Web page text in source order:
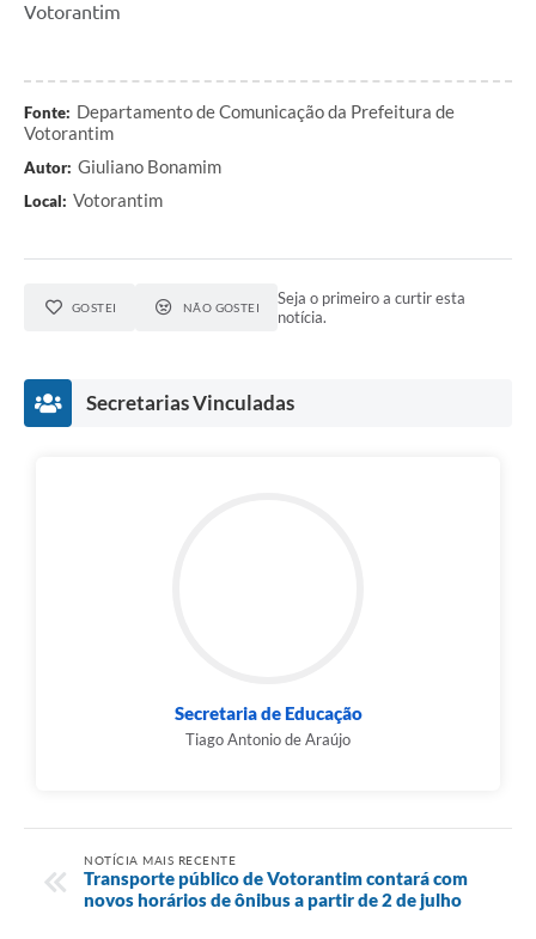
Votorantim
Fonte: Departamento de Comunicação da Prefeitura de
Votorantim
Autor: Giuliano Bonamim
Local: Votorantim
GOSTEI NÃO GOSTEI
Seja o primeiro a curtir esta
notícia.
Secretarias Vinculadas
Secretaria de Educação
Tiago Antonio de Araújo
NOTÍCIA MAIS RECENTE
Transporte público de Votorantim contará com
novos horários de ônibus a partir de 2 de julho